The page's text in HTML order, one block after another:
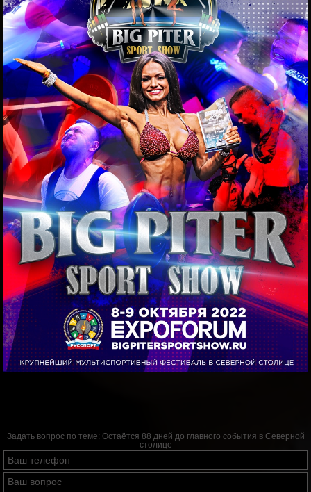
Задать вопрос по теме: Остаётся 88 дней до главного события в Северной
столице